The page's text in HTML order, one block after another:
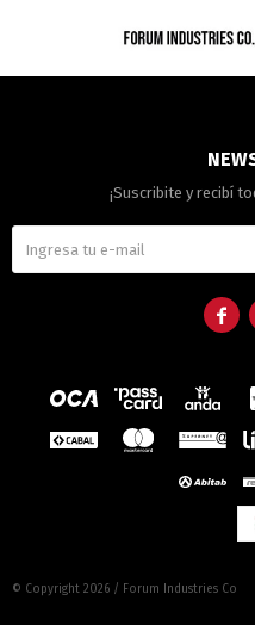
¡Suscribite y recibí

© Copyright 2026 / Forum Industries Co